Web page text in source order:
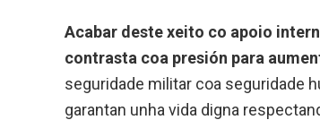
Acabar deste xeito co apoio
contrasta coa presión para
seguridade militar coa seguridade
garantan unha vida digna